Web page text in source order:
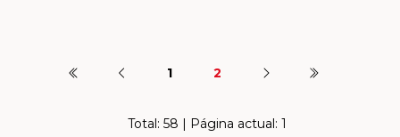
1 2
Total: 58 | Página actual: 1